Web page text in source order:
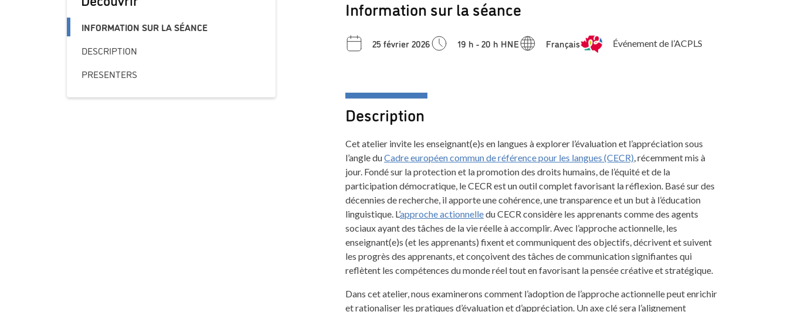
INFORMATION SUR LA SÉANCE
DESCRIPTION
PRESENTERS
Information sur la séance
25 février 2026 19 h - 20 h HNE Français Événement de l’ACPLS
Description
Cet atelier invite les enseignant(e)s en langues à explorer l’évaluation et l’appréciation sous
l’angle duCadre européen commun de référence pour les langues (CECR), récemment mis à
jour. Fondé sur la protection et la promotion des droits humains, de l’équité et de la
participation démocratique, le CECR est un outil complet favorisant la réflexion. Basé sur des
décennies de recherche, il apporte une cohérence, une transparence et un but à l’éducation
linguistique. L’approche actionnelledu CECR considère les apprenants comme des agents
sociaux ayant des tâches de la vie réelle à accomplir. Avec l’approche actionnelle, les
enseignant(e)s (et les apprenants) fixent et communiquent des objectifs, décrivent et suivent
les progrès des apprenants, et conçoivent des tâches de communication signifiantes qui
reflètent les compétences du monde réel tout en favorisant la pensée créative et stratégique.
Dans cet atelier, nous examinerons comment l’adoption de l’approche actionnelle peut enrichir
et rationaliser les pratiques d’évaluation et d’appréciation. Un axe clé sera l’alignement